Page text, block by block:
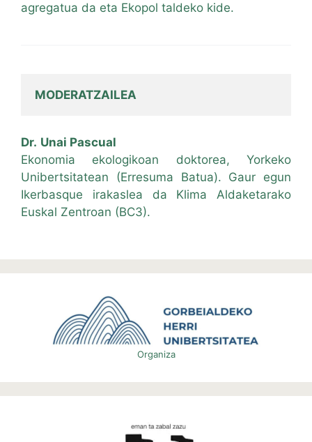
agregatua da eta Ekopol taldeko kide.
MODERATZAILEA
Dr. Unai Pascual
Ekonomia ekologikoan doktorea, Yorkeko
Unibertsitatean (Erresuma Batua). Gaur egun
Ikerbasque irakaslea da Klima Aldaketarako
Euskal Zentroan (BC3).
Organiza